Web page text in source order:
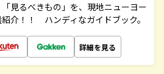
「見るべきもの」を、現地ニューヨー
介！！ ハンディなガイドブック。
詳細を見る